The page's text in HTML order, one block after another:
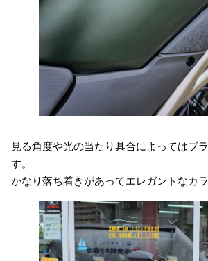
見る角度や光の当たり具合によってはブ
す。
かなり落ち着きがあってエレガントなカ